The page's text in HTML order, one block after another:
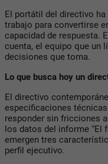
El portátil del directivo
trabajo para convertirse
capacidad de respuesta.
cuenta, el equipo que un
decisiones que toma.
Lo que busca hoy un
El directivo
especificaciones
responder sin fricciones
los datos del informe “El
emergen tres
perfil ejecutivo.